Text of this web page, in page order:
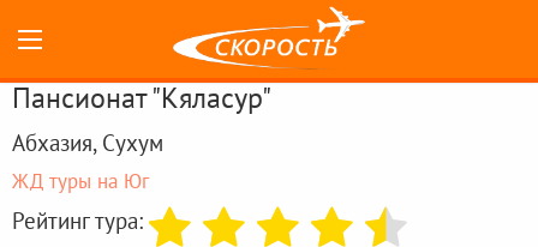
Пансионат "Кяласур"
Абхазия, Сухум
ЖД туры на Юг
Рейтинг тура: